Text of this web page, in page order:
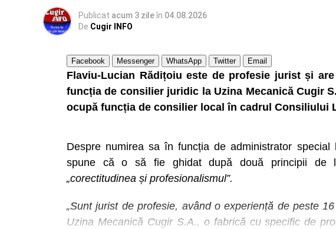
Publicat acum 3 zileîn 04.08.2026
De Cugir INFO
Facebook Messenger WhatsApp Twitter Email
Flaviu-Lucian Rădițoiu este de profesie jurist și
funcția de consilier juridic la Uzina Mecanică Cugir
ocupă funcția de consilier local în cadrul Consiliului
Despre numirea sa în funcția de administrator
spune că o să fie ghidat după două principii de
„corectitudinea și profesionalismul”.
„Sunt jurist de profesie, având o experiență de peste
Uzina Mecanică Cugir S.A., o fabrică cu specific de